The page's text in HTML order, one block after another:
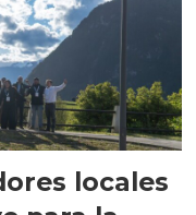
locales